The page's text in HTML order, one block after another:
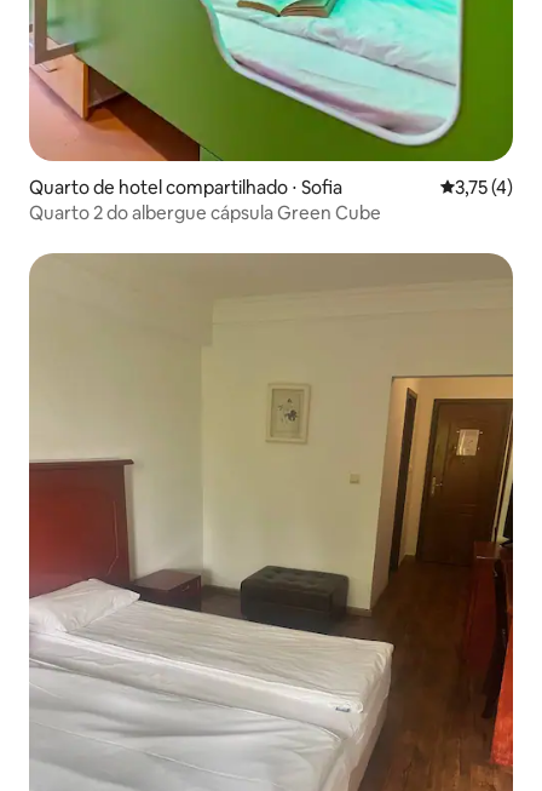
Quarto de hotel compartilhado ⋅ Sofia 3,75 de
3,75 (4)
Quarto 2 do albergue cápsula Green Cube